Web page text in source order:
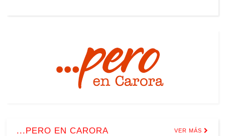
...PERO EN CARORA VER MÁS